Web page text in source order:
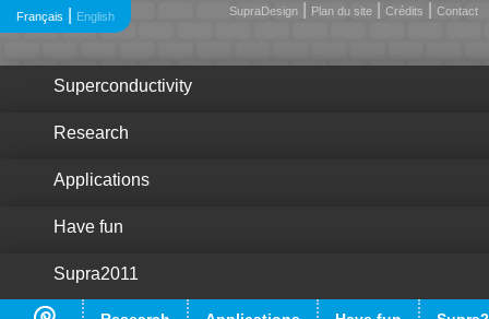
Français English SupraDesign Plan du site Crédits Contact
Superconductivity
Research
Applications
Have fun
Supra2011